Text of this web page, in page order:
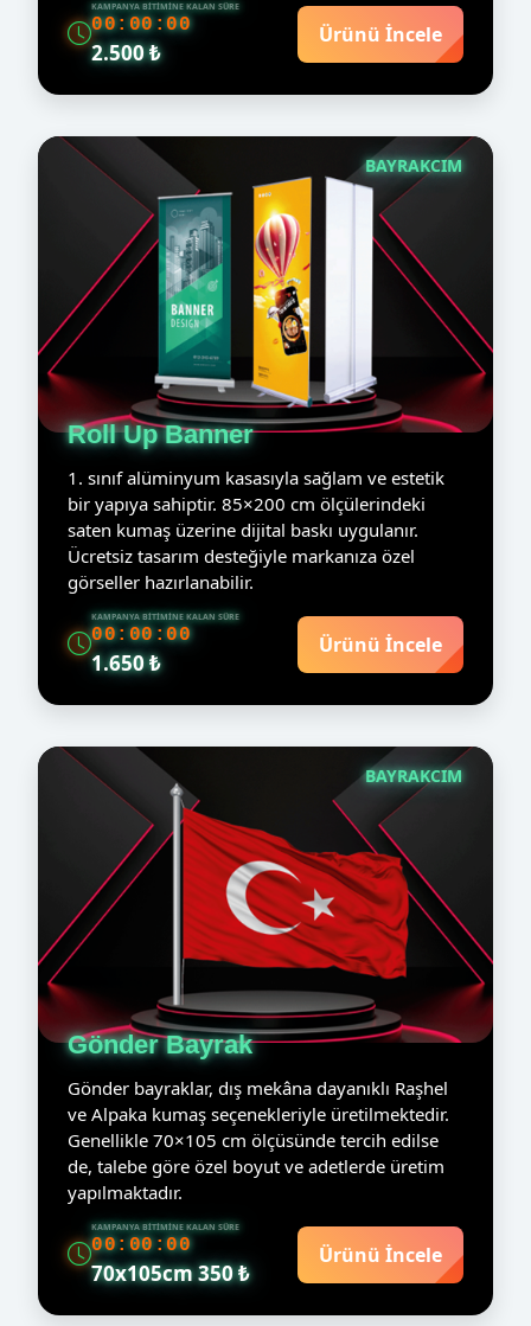
KAMPANYA BITIMINE KALAN SÜRE
00:00:00
2.500 ₺
Ürünü İncele
BAYRAKCIM
Roll Up Banner
1. sınıf alüminyum kasasıyla sağlam ve estetik
bir yapıya sahiptir. 85×200 cm ölçülerindeki
saten kumaş üzerine dijital baskı uygulanır.
Ücretsiz tasarım desteğiyle markanıza özel
görseller hazırlanabilir.
KAMPANYA BITIMINE KALAN SÜRE
00:00:00
1.650 ₺
Ürünü İncele
BAYRAKCIM
Gönder Bayrak
Gönder bayraklar, dış mekâna dayanıklı Raşhel
ve Alpaka kumaş seçenekleriyle üretilmektedir.
Genellikle 70×105 cm ölçüsünde tercih edilse
de, talebe göre özel boyut ve adetlerde üretim
yapılmaktadır.
KAMPANYA BITIMINE KALAN SÜRE
00:00:00
70x105cm 350 ₺
Ürünü İncele